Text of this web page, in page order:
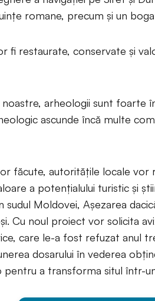
romane, precum şi un
fi restaurate, conservate şi
arheologii sunt foarte
ascunde încă multe
făcute, autorităţile locale vor
a potenţialului turistic şi
sudul Moldovei, Aşezarea
Cu noul proiect vor solicita
care le-a fost refuzat anul
dosarului în vederea
pentru a transforma situl într-